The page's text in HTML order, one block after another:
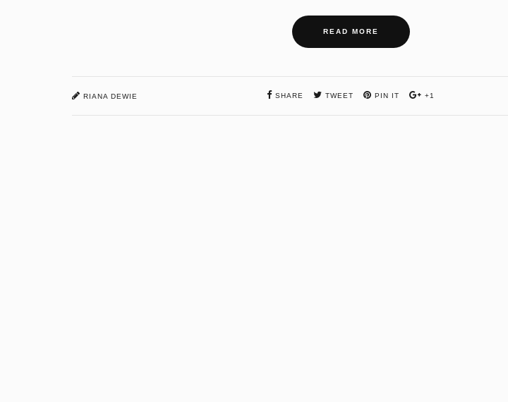
READ MORE
RIANA DEWIE SHARE TWEET PIN IT +1